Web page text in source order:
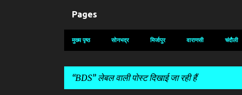
Pages
मुख्य पृष्ठ सोनभद्र मिर्जापुर वाराणसी चंदौली
BDS लेबल वाली पोस्ट दिखाई जा रही हैं